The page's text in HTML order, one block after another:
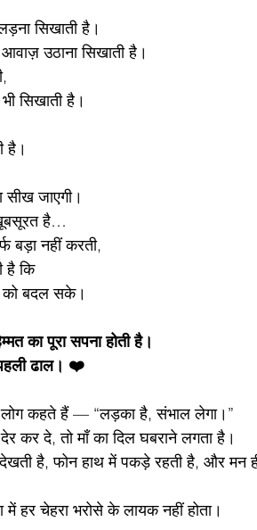
सिखाती है।
उठाना सिखाती है।
सिखाती है।
है।
सीख जाएगी।
है…
बड़ा नहीं करती,
है कि
को बदल सके।
का पूरा सपना होती है।
ढाल। ❤️
कहते हैं — “लड़का है, संभाल लेगा।”
कर दे, तो माँ का दिल घबराने लगता है।
है, फोन हाथ में पकड़े रहती है, और मन
में हर चेहरा भरोसे के लायक नहीं होता।